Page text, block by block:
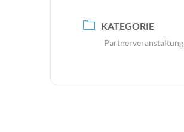
KATEGORIE
Partnerveranstaltung